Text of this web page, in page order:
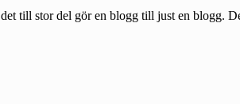
till stor del gör en blogg till just en blogg.